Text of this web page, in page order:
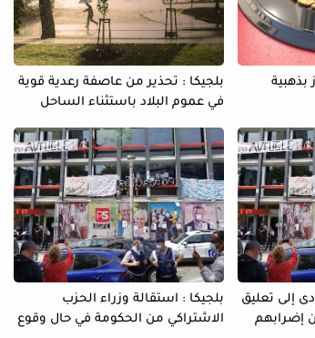
بذهبية
بلجيكا : تحذير من عاصفة رعدية قوية
في عموم البلاد باستثناء الساحل
إلى تعليق
إضرابهم
بلجيكا : استقالة وزراء الحزب
الاشتراكي من الحكومة في حال وقوع